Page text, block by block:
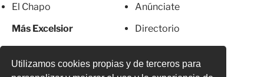
Utilizamos cookies propias y de terceros para
El Chapo
Más Excelsior
Anúnciate
Directorio